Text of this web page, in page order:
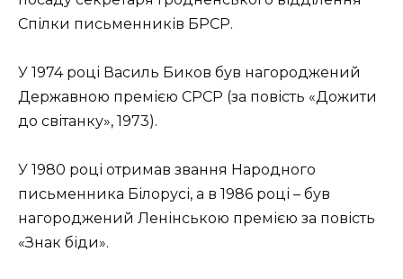
Спілки письменників БРСР.
У 1974 році Василь Биков був нагороджений
Державною премією СРСР (за повість «Дожити
до світанку», 1973).
У 1980 році отримав звання Народного
письменника Білорусі, а в 1986 році – був
нагороджений Ленінською премією за повість
«Знак біди».